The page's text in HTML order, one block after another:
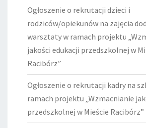
Ogłoszenie o rekrutacji dzieci i
rodziców/opiekunów na zajęcia
warsztaty w ramach projektu
jakości edukacji przedszkolnej w
Racibórz”
Ogłoszenie o rekrutacji kadry na
ramach projektu „Wzmacnianie
przedszkolnej w Mieście Racibórz”